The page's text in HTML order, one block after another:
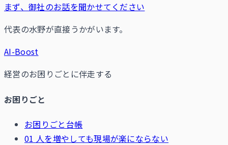
まず、御社のお話を聞かせてください
代表の水野が直接うかがいます。
AI-Boost
経営のお困りごとに伴走する
お困りごと
お困りごと台帳
01 人を増やしても現場が楽にならない